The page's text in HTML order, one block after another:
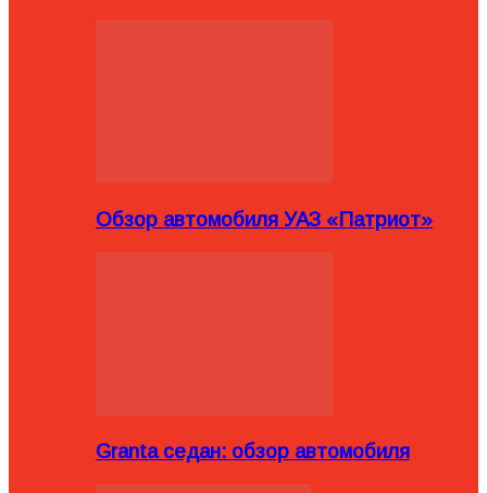
Обзор автомобиля УАЗ «Патриот»
Granta седан: обзор автомобиля